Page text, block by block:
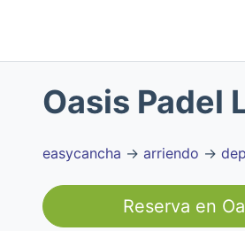
Oasis Padel
easycancha → arriendo →
Reserva en